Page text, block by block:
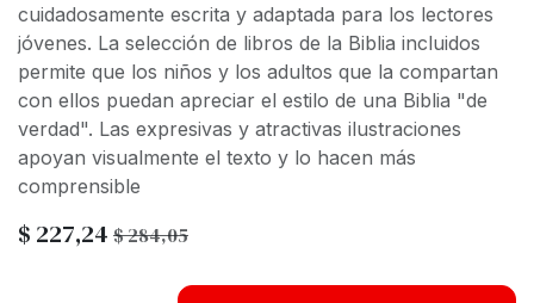
cuidadosamente escrita y adaptada para los lectores
jóvenes. La selección de libros de la Biblia incluidos
permite que los niños y los adultos que la compartan
con ellos puedan apreciar el estilo de una Biblia "de
verdad". Las expresivas y atractivas ilustraciones
apoyan visualmente el texto y lo hacen más
comprensible
$ 227,24 $284,05